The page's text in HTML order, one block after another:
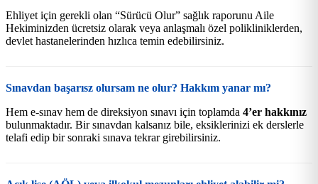
Ehliyet için gerekli olan “Sürücü Olur” sağlık raporunu Aile
Hekiminizden ücretsiz olarak veya anlaşmalı özel polikliniklerden,
devlet hastanelerinden hızlıca temin edebilirsiniz.
Sınavdan başarısz olursam ne olur? Hakkım yanar mı?
Hem e-sınav hem de direksiyon sınavı için toplamda 4’er hakkınız
bulunmaktadır. Bir sınavdan kalsanız bile, eksiklerinizi ek derslerle
telafi edip bir sonraki sınava tekrar girebilirsiniz.